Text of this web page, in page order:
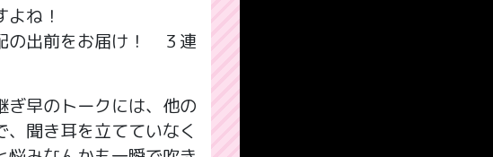
ね！
の出前をお届け！ ３連
早のトークには、他の
聞き耳を立てていなく